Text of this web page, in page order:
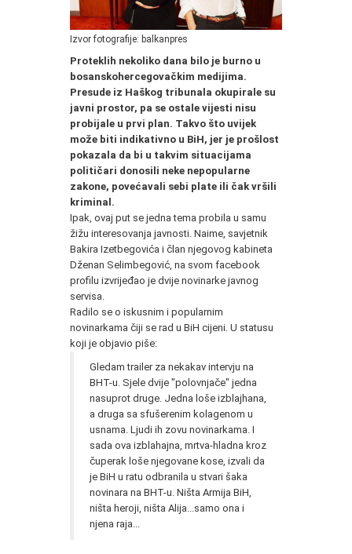
Izvor fotografije: balkanpres
Proteklih nekoliko dana bilo je burno u
bosanskohercegovačkim medijima.
Presude iz Haškog tribunala okupirale su
javni prostor, pa se ostale vijesti nisu
probijale u prvi plan. Takvo što uvijek
može biti indikativno u BiH, jer je prošlost
pokazala da bi u takvim situacijama
političari donosili neke nepopularne
zakone, povećavali sebi plate ili čak vršili
kriminal.
Ipak, ovaj put se jedna tema probila u samu
žižu interesovanja javnosti. Naime, savjetnik
Bakira Izetbegovića i član njegovog kabineta
Dženan Selimbegović, na svom facebook
profilu izvrijeđao je dvije novinarke javnog
servisa.
Radilo se o iskusnim i popularnim
novinarkama čiji se rad u BiH cijeni. U statusu
koji je objavio piše:
Gledam trailer za nekakav intervju na
BHT-u. Sjele dvije "polovnjače" jedna
nasuprot druge. Jedna loše izblajhana,
a druga sa sfušerenim kolagenom u
usnama. Ljudi ih zovu novinarkama. I
sada ova izblahajna, mrtva-hladna kroz
čuperak loše njegovane kose, izvali da
je BiH u ratu odbranila u stvari šaka
novinara na BHT-u. Ništa Armija BiH,
ništa heroji, ništa Alija...samo ona i
njena raja...